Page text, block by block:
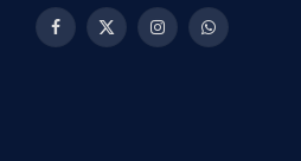
Facebook
X
InstagramWhatsApp